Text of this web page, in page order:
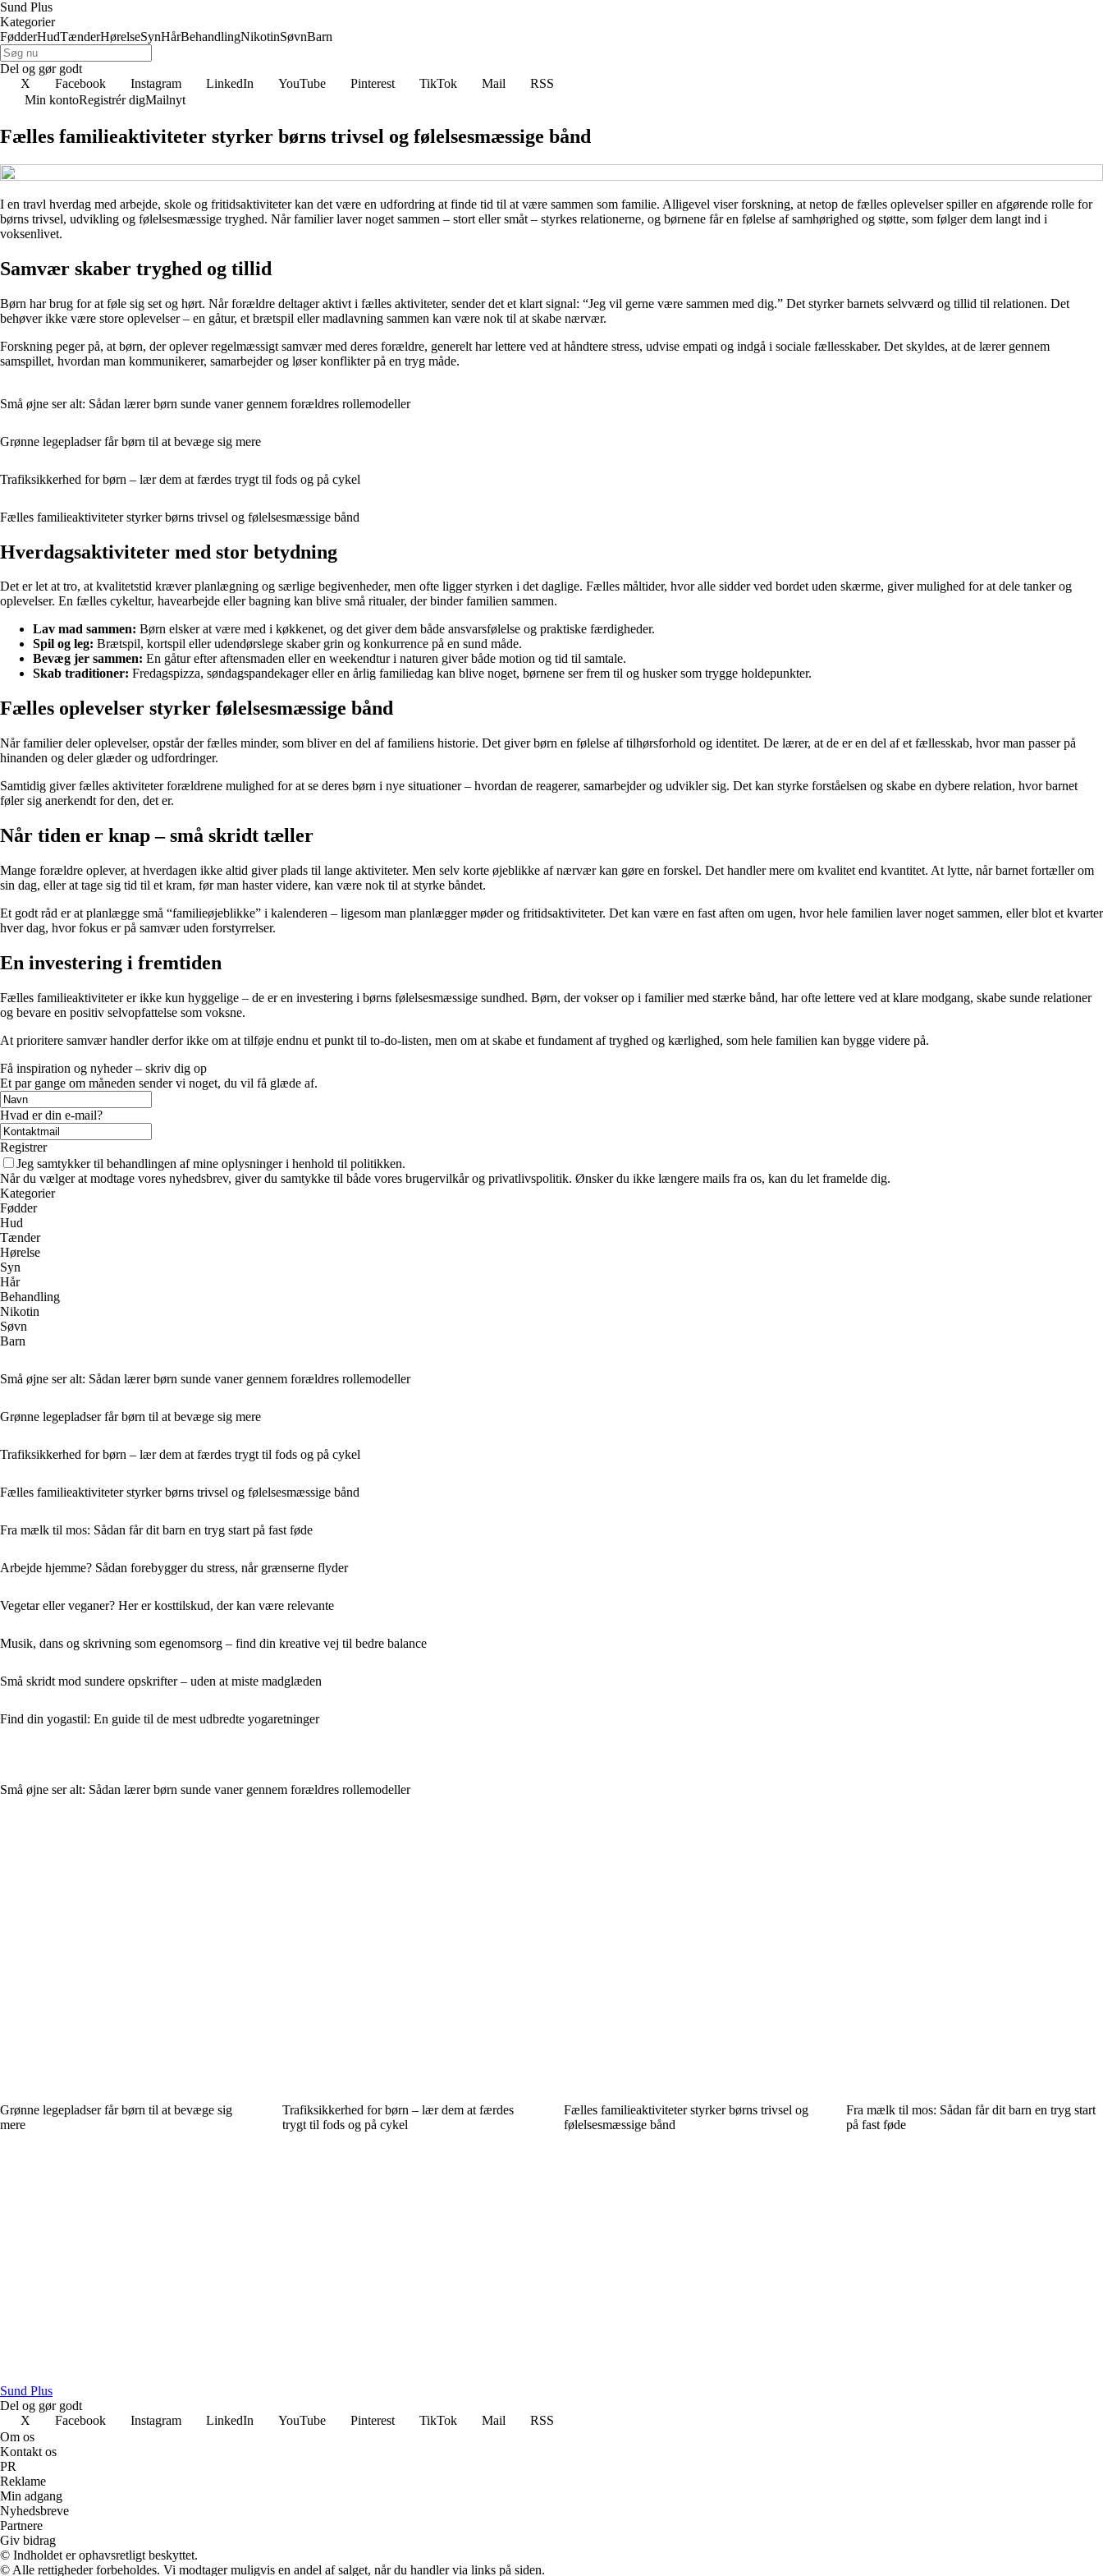
Sund Plus
Kategorier
FødderHudTænderHørelseSynHårBehandlingNikotinSøvnBarn
Del og gør godt
X
Facebook Instagram LinkedIn YouTube Pinterest TikTok Mail
RSS
Min kontoRegistrér digMailnyt
Fælles familieaktiviteter styrker børns trivsel og følelsesmæssige bånd
I en travl hverdag med arbejde, skole og fritidsaktiviteter kan det være en udfordring at finde tid til at være sammen som familie. Alligevel viser forskning, at netop de fælles oplevelser spiller en afgørende rolle for
børns trivsel, udvikling og følelsesmæssige tryghed. Når familier laver noget sammen – stort eller småt – styrkes relationerne, og børnene får en følelse af samhørighed og støtte, som følger dem langt ind i
voksenlivet.
Samvær skaber tryghed og tillid
Børn har brug for at føle sig set og hørt. Når forældre deltager aktivt i fælles aktiviteter, sender det et klart signal: “Jeg vil gerne være sammen med dig.” Det styrker barnets selvværd og tillid til relationen. Det
behøver ikke være store oplevelser – en gåtur, et brætspil eller madlavning sammen kan være nok til at skabe nærvær.
Forskning peger på, at børn, der oplever regelmæssigt samvær med deres forældre, generelt har lettere ved at håndtere stress, udvise empati og indgå i sociale fællesskaber. Det skyldes, at de lærer gennem
samspillet, hvordan man kommunikerer, samarbejder og løser konflikter på en tryg måde.
Små øjne ser alt: Sådan lærer børn sunde vaner gennem forældres rollemodeller
Grønne legepladser får børn til at bevæge sig mere
Trafiksikkerhed for børn – lær dem at færdes trygt til fods og på cykel
Fælles familieaktiviteter styrker børns trivsel og følelsesmæssige bånd
Hverdagsaktiviteter med stor betydning
Det er let at tro, at kvalitetstid kræver planlægning og særlige begivenheder, men ofte ligger styrken i det daglige. Fælles måltider, hvor alle sidder ved bordet uden skærme, giver mulighed for at dele tanker og
oplevelser. En fælles cykeltur, havearbejde eller bagning kan blive små ritualer, der binder familien sammen.
Lav mad sammen: Børn elsker at være med i køkkenet, og det giver dem både ansvarsfølelse og praktiske færdigheder.
Spil og leg: Brætspil, kortspil eller udendørslege skaber grin og konkurrence på en sund måde.
Bevæg jer sammen: En gåtur efter aftensmaden eller en weekendtur i naturen giver både motion og tid til samtale.
Skab traditioner: Fredagspizza, søndagspandekager eller en årlig familiedag kan blive noget, børnene ser frem til og husker som trygge holdepunkter.
Fælles oplevelser styrker følelsesmæssige bånd
Når familier deler oplevelser, opstår der fælles minder, som bliver en del af familiens historie. Det giver børn en følelse af tilhørsforhold og identitet. De lærer, at de er en del af et fællesskab, hvor man passer på
hinanden og deler glæder og udfordringer.
Samtidig giver fælles aktiviteter forældrene mulighed for at se deres børn i nye situationer – hvordan de reagerer, samarbejder og udvikler sig. Det kan styrke forståelsen og skabe en dybere relation, hvor barnet
føler sig anerkendt for den, det er.
Når tiden er knap – små skridt tæller
Mange forældre oplever, at hverdagen ikke altid giver plads til lange aktiviteter. Men selv korte øjeblikke af nærvær kan gøre en forskel. Det handler mere om kvalitet end kvantitet. At lytte, når barnet fortæller om
sin dag, eller at tage sig tid til et kram, før man haster videre, kan være nok til at styrke båndet.
Et godt råd er at planlægge små “familieøjeblikke” i kalenderen – ligesom man planlægger møder og fritidsaktiviteter. Det kan være en fast aften om ugen, hvor hele familien laver noget sammen, eller blot et kvarter
hver dag, hvor fokus er på samvær uden forstyrrelser.
En investering i fremtiden
Fælles familieaktiviteter er ikke kun hyggelige – de er en investering i børns følelsesmæssige sundhed. Børn, der vokser op i familier med stærke bånd, har ofte lettere ved at klare modgang, skabe sunde relationer
og bevare en positiv selvopfattelse som voksne.
At prioritere samvær handler derfor ikke om at tilføje endnu et punkt til to-do-listen, men om at skabe et fundament af tryghed og kærlighed, som hele familien kan bygge videre på.
Få inspiration og nyheder – skriv dig op
Et par gange om måneden sender vi noget, du vil få glæde af.
Hvad er din e-mail?
Registrer
Jeg samtykker til behandlingen af mine oplysninger i henhold til politikken.
Når du vælger at modtage vores nyhedsbrev, giver du samtykke til både vores brugervilkår og privatlivspolitik. Ønsker du ikke længere mails fra os, kan du let framelde dig.
Kategorier
Fødder
Hud
Tænder
Hørelse
Syn
Hår
Behandling
Nikotin
Søvn
Barn
Små øjne ser alt: Sådan lærer børn sunde vaner gennem forældres rollemodeller
Grønne legepladser får børn til at bevæge sig mere
Trafiksikkerhed for børn – lær dem at færdes trygt til fods og på cykel
Fælles familieaktiviteter styrker børns trivsel og følelsesmæssige bånd
Fra mælk til mos: Sådan får dit barn en tryg start på fast føde
Arbejde hjemme? Sådan forebygger du stress, når grænserne flyder
Vegetar eller veganer? Her er kosttilskud, der kan være relevante
Musik, dans og skrivning som egenomsorg – find din kreative vej til bedre balance
Små skridt mod sundere opskrifter – uden at miste madglæden
Find din yogastil: En guide til de mest udbredte yogaretninger
Små øjne ser alt: Sådan lærer børn sunde vaner gennem forældres rollemodeller
Grønne legepladser får børn til at bevæge sig
mere
Trafiksikkerhed for børn – lær dem at færdes
trygt til fods og på cykel
Fælles familieaktiviteter styrker børns trivsel og
følelsesmæssige bånd
Fra mælk til mos: Sådan får dit barn en tryg start
på fast føde
Sund Plus
Del og gør godt
X
Facebook Instagram LinkedIn YouTube Pinterest TikTok Mail
RSS
Om os
Kontakt os
PR
Reklame
Min adgang
Nyhedsbreve
Partnere
Giv bidrag
© Indholdet er ophavsretligt beskyttet.
© Alle rettigheder forbeholdes. Vi modtager muligvis en andel af salget, når du handler via links på siden.